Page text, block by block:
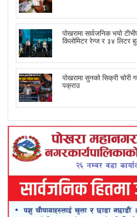
पोखरामा सार्वजनिक भयो
किलोमिटर रेन्ज र ३४ लिटर
पोखरामा सुनको सिक्री चोरी
पक्राउ